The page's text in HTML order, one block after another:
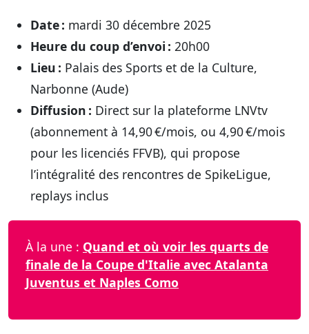
Date : mardi 30 décembre 2025
Heure du coup d’envoi : 20h00
Lieu : Palais des Sports et de la Culture,
Narbonne (Aude)
Diffusion : Direct sur la plateforme LNVtv
(abonnement à 14,90 €/mois, ou 4,90 €/mois
pour les licenciés FFVB), qui propose
l’intégralité des rencontres de SpikeLigue,
replays inclus
À la une : Quand et où voir les quarts de
finale de la Coupe d'Italie avec Atalanta
Juventus et Naples Como